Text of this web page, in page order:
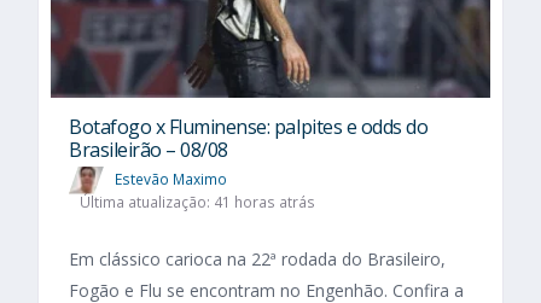
Botafogo x Fluminense: palpites e odds do
Brasileirão – 08/08
Estevão Maximo
Última atualização: 41 horas atrás
Em clássico carioca na 22ª rodada do Brasileiro,
Fogão e Flu se encontram no Engenhão. Confira a